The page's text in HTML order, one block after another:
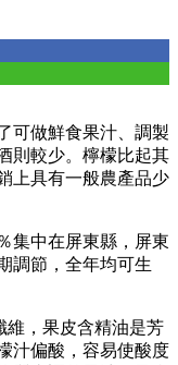
可做鮮食果汁、調製
則較少。檸檬比起其
上具有一般農產品少
集中在屏東縣，屏東
調節，全年均可生
維，果皮含精油是芳
汁偏酸，容易使酸度